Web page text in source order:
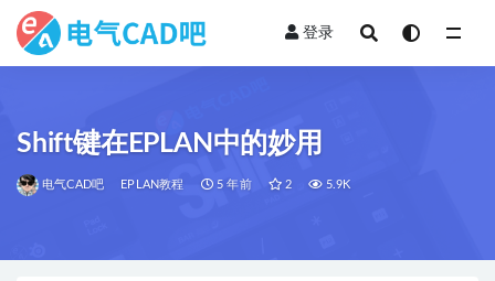
登录
Shift键在EPLAN中的妙用
电气CAD吧 EPLAN教程 5 年前 2 5.9K